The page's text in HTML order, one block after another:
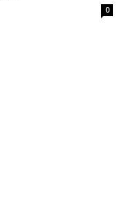
0